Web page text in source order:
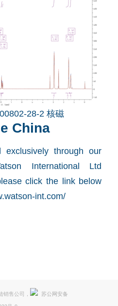
28-2 核磁
China
through our
International Ltd
click the link below
int.com/
售公司， 苏公网安备